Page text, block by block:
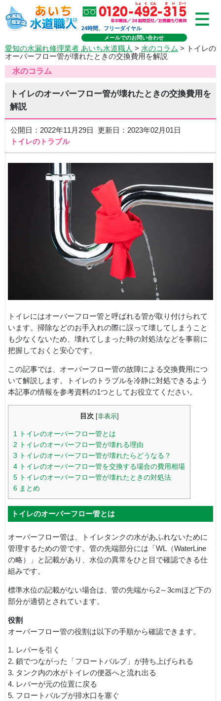
24時間、フリーダイヤル
メールでのお問い合わせ
愛知の水漏れ修理業者 あいち水道職人 > 水のコラム > トイレの
オーバーフロー管が壊れたときの交換費用を解説
水のコラム
トイレのオーバーフロー管が壊れたときの交換費用を
解説
公開日：2022年11月29日 更新日：2023年02月01日
トイレのトラブル
トイレにはオーバーフロー管と呼ばれる管が取り付けられて
います。掃除などのお手入れの際に誤って壊してしまうこと
も少なくないため、壊れてしまった時の対処法などを事前に
把握しておくと安心です。
この記事では、オーバーフロー管の故障による交換費用につ
いて解説します。トイレのトラブルを冷静に対処できるよう
本記事の情報を参考資料の1つとしてお役立てください。
目次 非表示]
1
トイレのオーバーフロー管とは
2 トイレのオーバーフロー管が壊れる理由
3 トイレのオーバーフロー管が壊れたらどうなる？
4 トイレのオーバーフロー管を交換する場合の費用相場
5 トイレのオーバーフロー管が壊れたときの対処法
6 まとめ
トイレのオーバーフロー管とは
オーバーフロー管は、トイレタンクの水があふれないために
管理するための管です。管の先端部分には「WL（WaterLine
の略）」と記載があり、水位の異常をひと目で確認できる仕
組みです。
標準水位の記載がない場合は、管の先端から2～3cmほど下の
部分が適切とされています。
役割
オーバーフロー管の役割は以下の手順から確認できます。
1. レバーを引く
2. 鎖でつながった「フロートバルブ」が持ち上げられる
3. タンク内の水がトイレの便器へと流れ出る
4. レバーが元の位置に戻る
5. フロートバルブが排水口を塞ぐ